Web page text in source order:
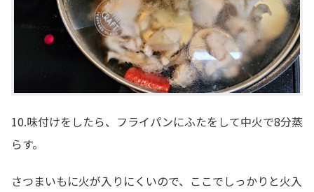
10.味付けをしたら、フライパンにふたをして中火で8分蒸
らす。
さつまいもに火が入りにくいので、ここでしっかりと火入